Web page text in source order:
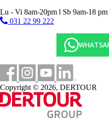
Lu - Vi 8am-20pm l Sb 9am-18 pm
031 22 99 222
Copyright © 2026, DERTOUR